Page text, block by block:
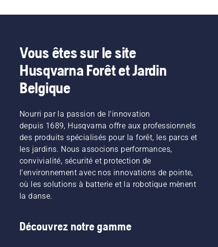
Vous êtes sur le site
Husqvarna Forêt et Jardin
Belgique
Nourri par la passion de l'innovation
depuis 1689, Husqvarna offre aux professionnels
des produits spécialisés pour la forêt, les parcs et
les jardins. Nous associons performances,
convivialité, sécurité et protection de
l'environnement avec nos innovations de pointe,
où les solutions à batterie et la robotique mènent
la danse.
Découvrez notre gamme